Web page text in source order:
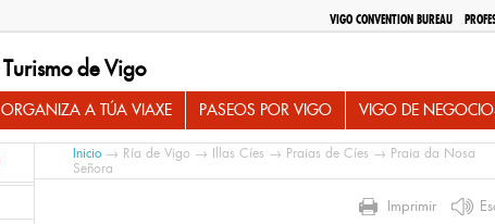
VIGO CONVENTION BUREAU
Turismo de Vigo
ORGANIZA A TÚA VIAXE PASEOS POR VIGO VIGO DE
Inicio→ Ría de Vigo → Illas Cíes → Praias de Cíes → Praia da Nosa
Señora
Imprimir